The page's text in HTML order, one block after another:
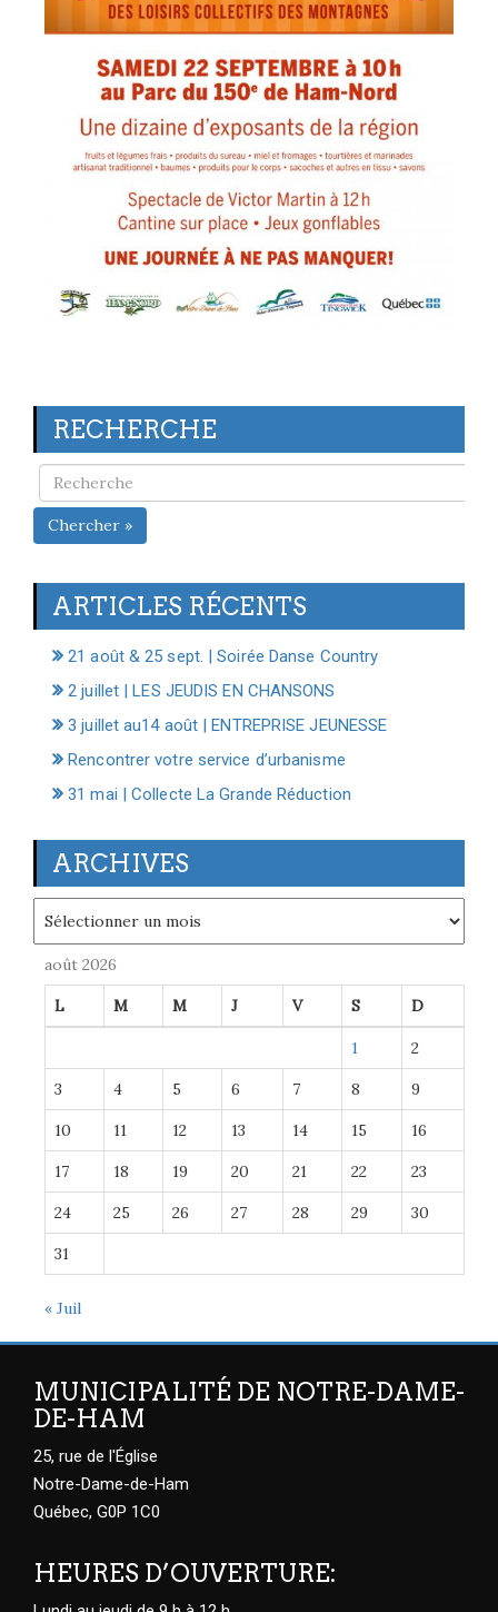
RECHERCHE
Chercher »
ARTICLES RÉCENTS
21 août & 25 sept. | Soirée Danse Country
2 juillet | LES JEUDIS EN CHANSONS
3 juillet au14 août | ENTREPRISE JEUNESSE
Rencontrer votre service d’urbanisme
31 mai | Collecte La Grande Réduction
ARCHIVES
août 2026
L M M J V S D
1 2
3 4 5 6 7 8 9
10 11 12 13 14 15 16
17 18 19 20 21 22 23
24 25 26 27 28 29 30
31
« Juil
MUNICIPALITÉ DE NOTRE-DAME-
DE-HAM
25, rue de l'Église
Notre-Dame-de-Ham
Québec, G0P 1C0
HEURES D’OUVERTURE: